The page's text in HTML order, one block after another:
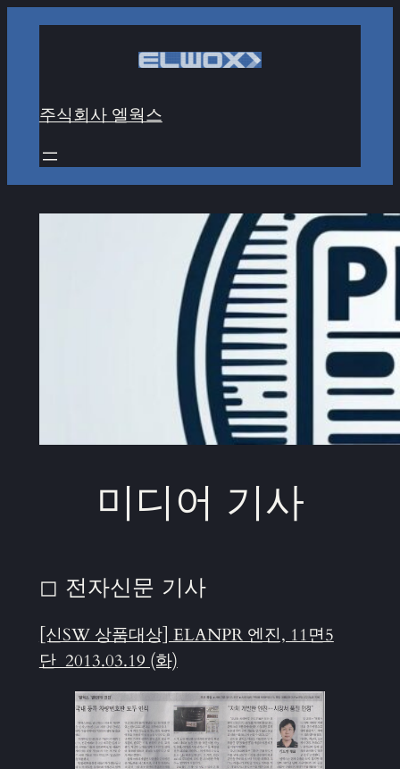
주식회사 엘웍스
미디어 기사
◻ 전자신문 기사
[신SW 상품대상] ELANPR 엔진, 11면5
단 2013.03.19 (화)